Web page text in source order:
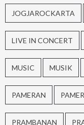
JOGJAROCKARTA
LIVE IN CONCERT
MUSIC MUSIK
PAMERAN
PRAMBANAN